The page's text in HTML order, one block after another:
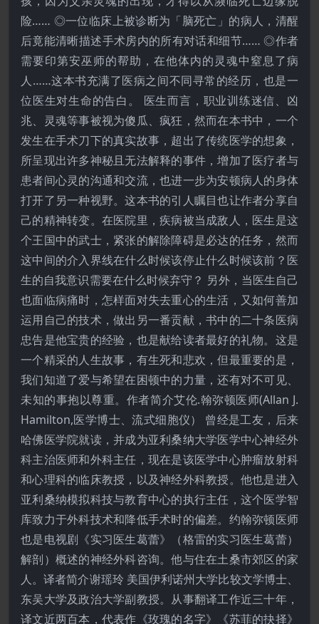
险…… ◎一位临床上被诊断为「脑死亡」的病人，清醒
后竟能清晰描述手术房内的所有对话和细节…… ◎作者
需要印第安巫师的帮助，在他体内的灵魂中窒息了病
人……这本书充满了医病之间不同寻常的经历，也是一
位医生对生命的告白。 医生而言，职业训练迷信、凶
兆、灵魂等事被视为傻瓜、疯狂，然而在本书中，一个
发生在手术刀下的真实故事，超出了传统医学的想象，
所呈现出许多神秘且无法解释的事件，增加了医疗者与
患者间心灵的沟通和交流，也进一步为安顿病人的身体
打开了另一种视野。这本书的引人瞩目也让作者分享自
己的精神转变。在医院里，疾病被当成敌人，医生是这
个王国中的武士，紧张的解除障碍是必达的任务，然而
这中间的介入界线在什么时候该停止什么时候该前？医
生的自我意识需要在什么时候弃守？ 另外，当医生自己
也面临病痛时，怎样面对失去重心的生活，又如何善加
运用自己的技术，做出另一番贡献，书中的二十条医病
忠告是他宝贵的经验，也是献给读者最好的礼物。这是
一个精采的人生故事，有生死和悲欢，但最重要的是，
我们知道了爱与希望在困顿中的力量，还有对不可见、
未知的事抱以尊重。作者简介艾伦.翰弥顿医师(Allan J.
Hamilton,医学博士、流式细胞仪） 曾经是工友，后来
哈佛医学院就读，并成为亚利桑纳大学医学中心神经外
科主治医师和外科主任，现在是该医学中心肿瘤放射科
和心理科的临床教授，以及神经外科教授。他也是进入
亚利桑纳模拟科技与教育中心的执行主任，这个医学智
库致力于外科技术和降低手术时的偏差。约翰弥顿医师
也是电视剧《实习医生葛蕾》（格雷的实习医生葛蕾）
解剖）概述的神经外科咨询。他与住在土桑市郊区的家
人。译者简介谢瑶玲 美国伊利诺州大学比较文学博士、
东吴大学及政治大学副教授。从事翻译工作近三十年，
译文近两百本，代表作《玫瑰的名字》《苏菲的抉择》